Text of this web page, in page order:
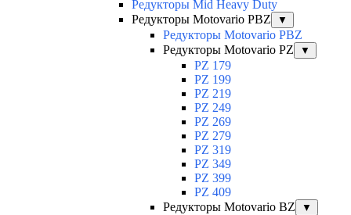
Редукторы Mid Heavy Duty
Редукторы Motovario PBZ
▼
Редукторы Motovario PBZ
Редукторы Motovario PZ
▼
PZ 179
PZ 199
PZ 219
PZ 249
PZ 269
PZ 279
PZ 319
PZ 349
PZ 399
PZ 409
Редукторы Motovario BZ
▼